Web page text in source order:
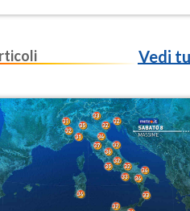
fuori scala per molti
Vedi